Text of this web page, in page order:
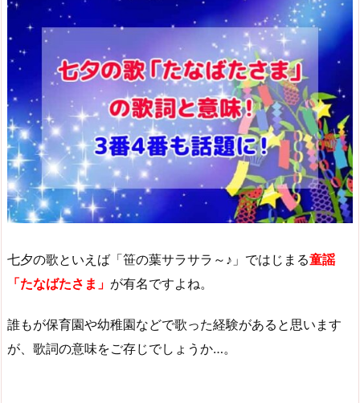
七夕の歌といえば「笹の葉サラサラ～♪」ではじまる童謡
「たなばたさま」 が有名ですよね。
誰もが保育園や幼稚園などで歌った経験があると思います
が、歌詞の意味をご存じでしょうか…。